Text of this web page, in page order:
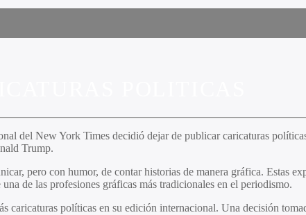
del New York Times decidió dejar de publicar caricaturas
Trump.
pero con humor, de contar historias de manera gráfica. Estas
de las profesiones gráficas más tradicionales en el periodismo.
políticas en su edición internacional. Una decisión